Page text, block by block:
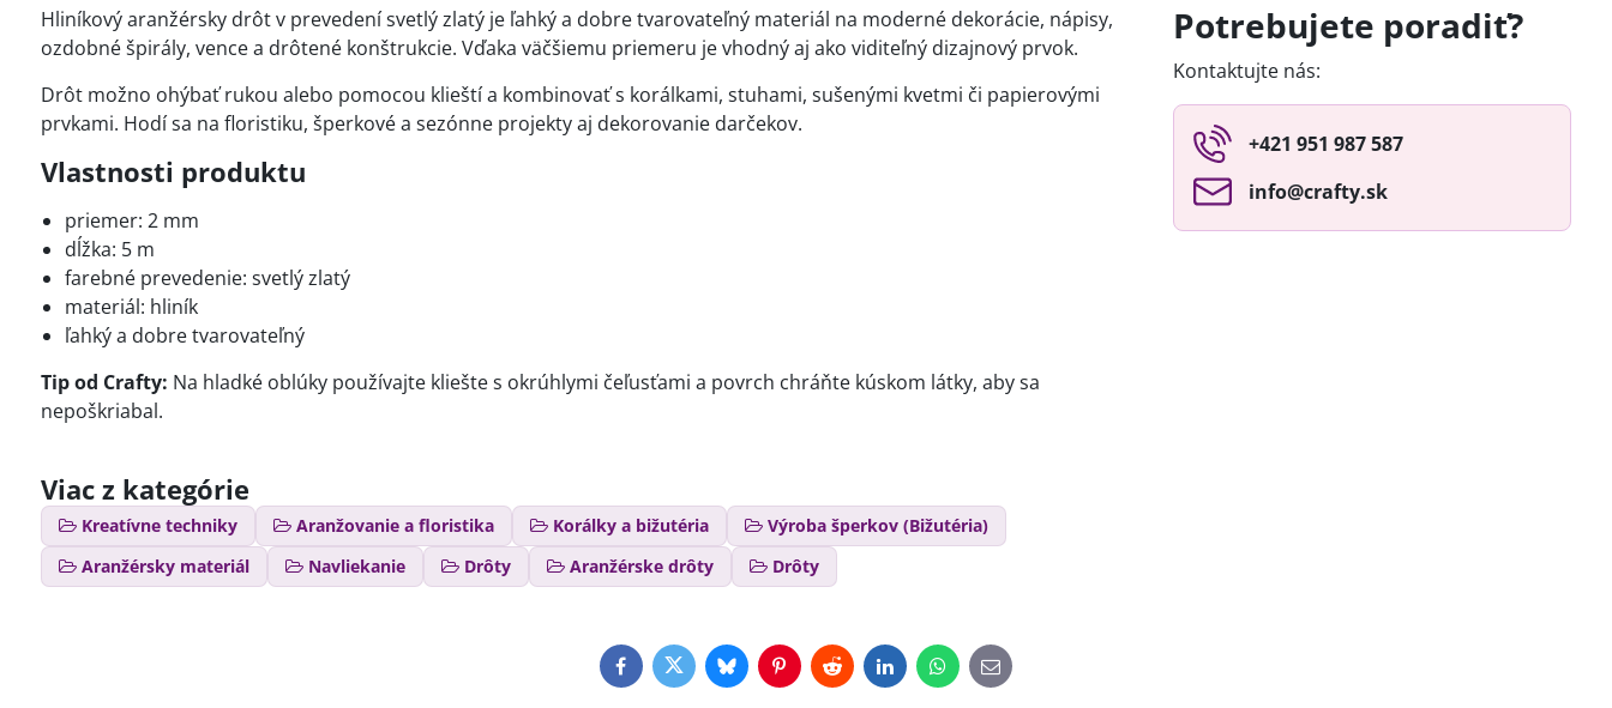
Hliníkový aranžérsky drôt v prevedení svetlý zlatý je ľahký a dobre tvarovateľný materiál na moderné dekorácie, nápisy,
ozdobné špirály, vence a drôtené konštrukcie. Vďaka väčšiemu priemeru je vhodný aj ako viditeľný dizajnový prvok.
Drôt možno ohýbať rukou alebo pomocou klieští a kombinovať s korálkami, stuhami, sušenými kvetmi či papierovými
prvkami. Hodí sa na floristiku, šperkové a sezónne projekty aj dekorovanie darčekov.
Vlastnosti produktu
priemer: 2 mm
dĺžka: 5 m
farebné prevedenie: svetlý zlatý
materiál: hliník
ľahký a dobre tvarovateľný
Tip od Crafty: Na hladké oblúky používajte kliešte s okrúhlymi čeľusťami a povrch chráňte kúskom látky, aby sa
nepoškriabal.
Viac z kategórie
Kreatívne techniky Aranžovanie a floristika Korálky a bižutéria
Výroba šperkov (Bižutéria)
Aranžérsky materiál
Navliekanie Drôty Aranžérske drôty Drôty
Potrebujete poradiť?
Kontaktujte nás:
+421 951 987 587
info​@crafty​.sk
FacebookTwitterBlueskyPinterestRedditLinkedInWhatsApp
E-
mail